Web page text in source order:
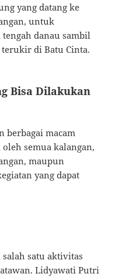
yang datang ke
untuk
danau sambil
di Batu Cinta.
Bisa Dilakukan
berbagai macam
semua kalangan,
maupun
yang dapat
satu aktivitas
Lidyawati Putri